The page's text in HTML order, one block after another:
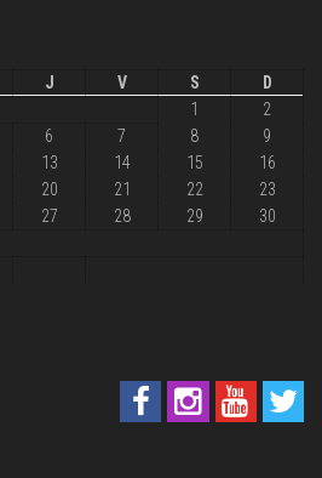
J V S D
1
2
6 7 8
9
13 14 15
16
20 21 22
23
27 28 29
30